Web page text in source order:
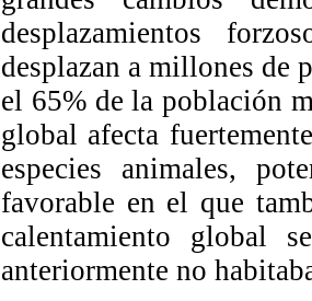
desplazamientos
desplazan a millones de
el 65% de la población
global afecta
especies animales,
favorable en el que
calentamiento global
anteriormente no